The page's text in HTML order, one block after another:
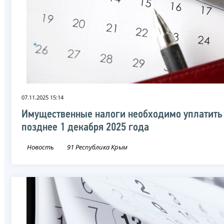
07.11.2025 15:14
Имущественные налоги необходимо
позднее 1 декабря 2025 года
Новость 91 Республика Крым